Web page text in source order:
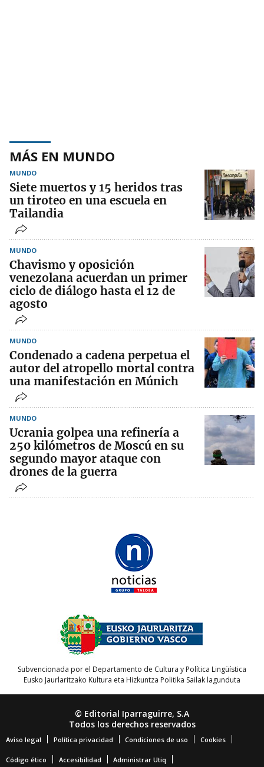
MÁS EN MUNDO
MUNDO
Siete muertos y 15 heridos tras
un tiroteo en una escuela en
Tailandia
MUNDO
Chavismo y oposición
venezolana acuerdan un primer
ciclo de diálogo hasta el 12 de
agosto
MUNDO
Condenado a cadena perpetua el
autor del atropello mortal contra
una manifestación en Múnich
MUNDO
Ucrania golpea una refinería a
250 kilómetros de Moscú en su
segundo mayor ataque con
drones de la guerra
Subvencionada por el Departamento de Cultura y Política Lingüística
Eusko Jaurlaritzako Kultura eta Hizkuntza Politika Sailak lagunduta
© Editorial Iparraguirre, S.A
Todos los derechos reservados
Aviso legal Política privacidad Condiciones de uso Cookies
Código ético Accesibilidad Administrar Utiq